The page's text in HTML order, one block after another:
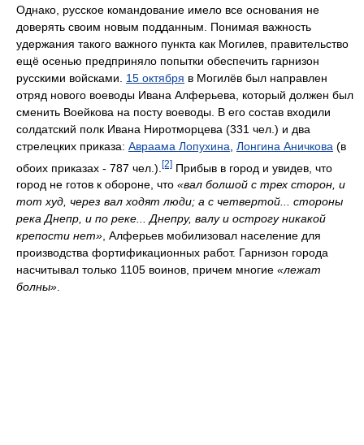
Однако, русское командование имело все основания не
доверять своим новым подданным. Понимая важность
удержания такого важного пункта как Могилев, правительство
ещё осенью предприняло попытки обеспечить гарнизон
русскими войсками. 15 октября в Могилёв был направлен
отряд нового воеводы Ивана Алферьева, который должен был
сменить Воейкова на посту воеводы. В его состав входили
солдатский полк Ивана Ниротморцева (331 чел.) и два
стрелецких приказа: Авраама Лопухина Лонгина Аничкова (в
обоих приказах - 787 чел.). [2] Прибыв в город и увидев, что
город не готов к обороне, что «вал болшой с трех сторон, и
тот худ, через вал ходят люди; а с четвертой... стороны
река Днепр, и по реке... Днепру, валу и острогу никакой
крепости нет», Алферьев мобилизовал население для
производства фортификационных работ. Гарнизон города
насчитывал только 1105 воинов, причем многие «лежат
болны».